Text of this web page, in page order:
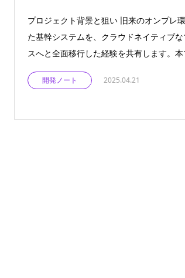
プロジェクト背景と狙い 旧来のオンプレ
た基幹システムを、クラウドネイティブ
スへと全面移行した経験を共有します。
開発ノート 2025.04.21